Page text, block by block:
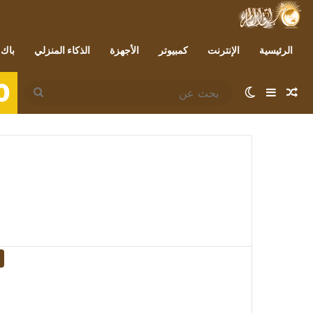
الرئيسية الإنترنت كمبيوتر الأجهزة الذكاء المنزلي
مقال عشوائي
إضافة عمود جانبي
الوضع المظلم
بحث
عن